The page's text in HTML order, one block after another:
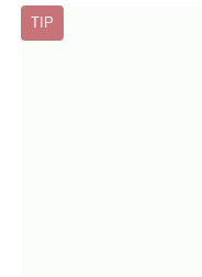
TIP